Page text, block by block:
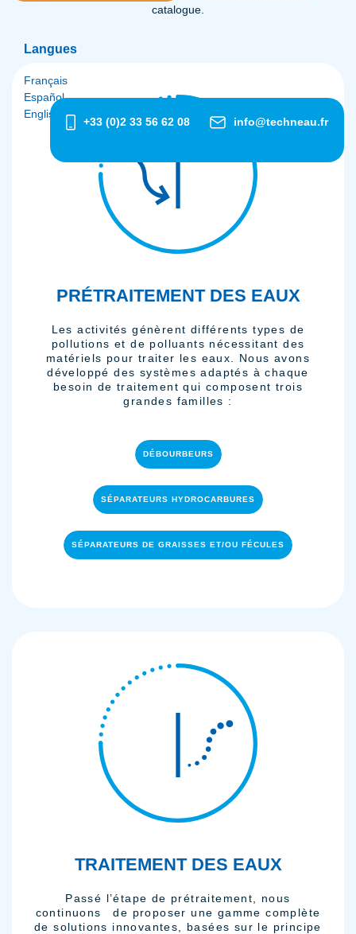
Langues
Français
Español
English
+33 (0)2 33 56 62 08 info@techneau.fr
catalogue.
PRÉTRAITEMENT DES EAUX
Les activités génèrent différents types de
pollutions et de polluants nécessitant des
matériels pour traiter les eaux. Nous avons
développé des systèmes adaptés à chaque
besoin de traitement qui composent trois
grandes familles :
DÉBOURBEURS
SÉPARATEURS HYDROCARBURES
SÉPARATEURS DE GRAISSES ET/OU FÉCULES
TRAITEMENT DES EAUX
Passé l’étape de prétraitement, nous
continuons de proposer une gamme complète
de solutions innovantes, basées sur le principe